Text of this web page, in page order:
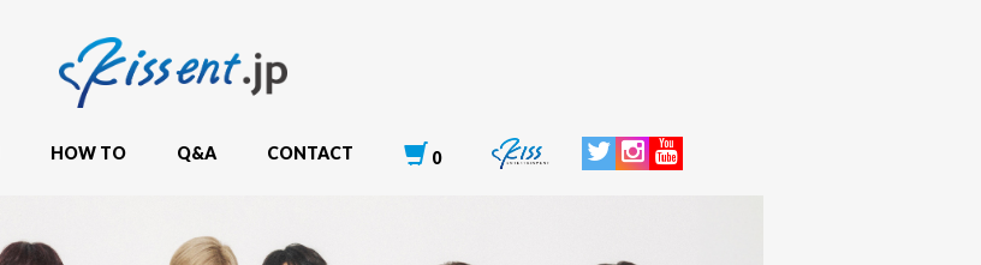
HOW TO Q&A CONTACT 0